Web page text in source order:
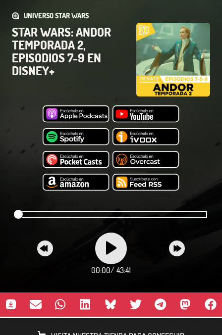
UNIVERSO STAR WARS
STAR WARS: ANDOR
TEMPORADA 2,
EPISODIOS 7-9 EN
DISNEY+
00:00/ 43:41